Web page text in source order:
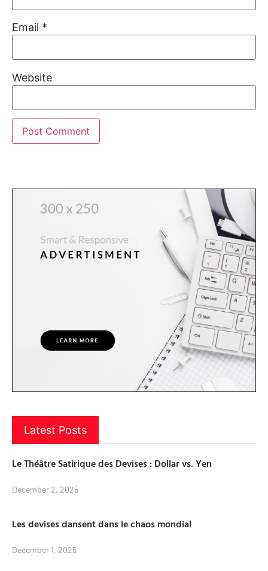
Email *
Website
Latest Posts
Le Théâtre Satirique des Devises : Dollar vs. Yen
December 2, 2025
Les devises dansent dans le chaos mondial
December 1, 2025